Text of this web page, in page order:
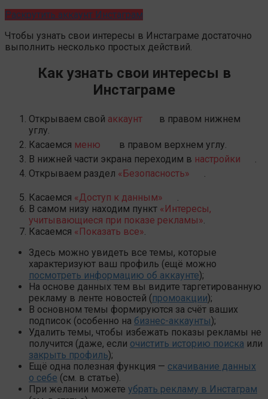
Раскрутить аккаунт Инстаграм
Чтобы узнать свои интересы в Инстаграме достаточно
выполнить несколько простых действий.
Как узнать свои интересы в
Инстаграме
Открываем свой аккаунт
в правом нижнем
углу.
Касаемся меню
в правом верхнем углу.
В нижней части экрана переходим в настройки
Открываем раздел «Безопасность»
Касаемся «Доступ к данным»
В самом низу находим пункт «Интересы,
учитывающиеся при показе рекламы»
Касаемся «Показать все»
Здесь можно увидеть все темы, которые
характеризуют ваш профиль (ещё можно
посмотреть информацию об аккаунте);
На основе данных тем вы видите таргетированную
рекламу в ленте новостей (промоакции);
В основном темы формируются за счёт ваших
подписок (особенно на бизнес-аккаунты);
Удалить темы, чтобы избежать показы рекламы не
получится (даже, если очистить историю поиска или
закрыть профиль);
Ещё одна полезная функция — скачивание данных
о себе (см. в статье).
При желании можете убрать рекламу в Инстаграм